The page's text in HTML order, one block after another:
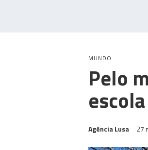
MUNDO
Pelo
Agência Lusa 27